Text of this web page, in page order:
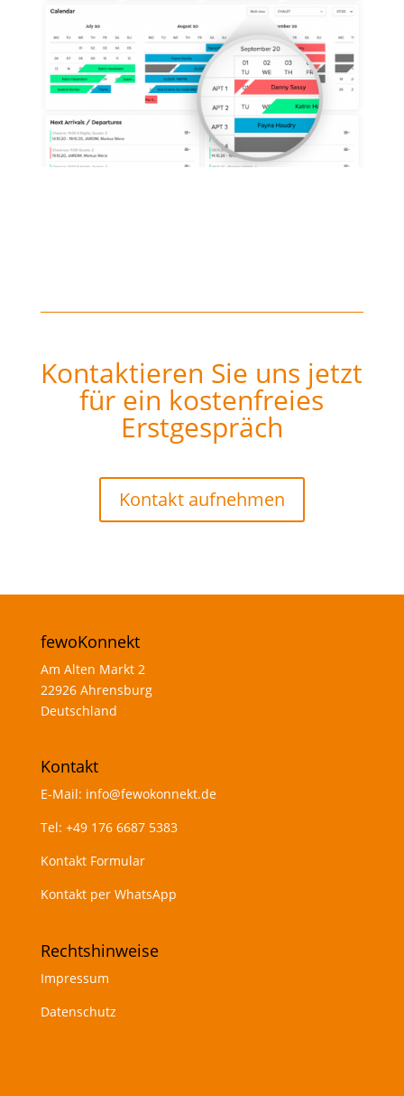
Kontaktieren Sie uns jetzt
für ein kostenfreies
Erstgespräch
Kontakt aufnehmen
fewoKonnekt
Am Alten Markt 2
22926 Ahrensburg
Deutschland
Kontakt
E-Mail: info@fewokonnekt.de
Tel: +49 176 6687 5383
Kontakt Formular
Kontakt per WhatsApp
Rechtshinweise
Impressum
Datenschutz